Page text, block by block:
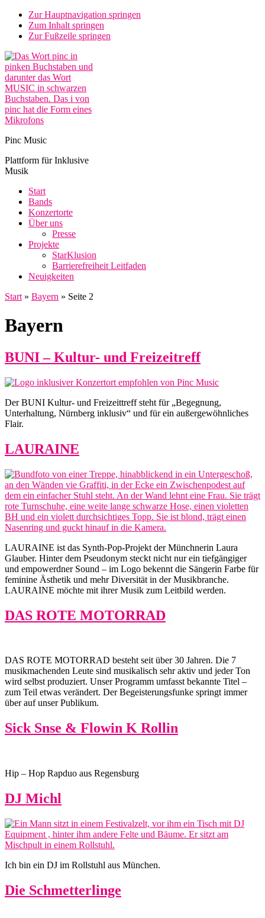
Zur Hauptnavigation springen
Zum Inhalt springen
Zur Fußzeile springen
Pinc Music
Plattform für Inklusive
Musik
Start
Bands
Konzertorte
Über uns
Presse
Projekte
StarKlusion
Barrierefreiheit Leitfaden
Neuigkeiten
Start » Bayern » Seite 2
Bayern
BUNI – Kultur- und Freizeitreff
Der BUNI Kultur- und Freizeittreff steht für „Begegnung,
Unterhaltung, Nürnberg inklusiv“ und für ein außergewöhnliches
Flair.
LAURAINE
LAURAINE ist das Synth-Pop-Projekt der Münchnerin Laura
Glauber. Hinter dem Pseudonym steckt nicht nur ein tiefgängiger
und empowerdner Sound – im Logo bekennt die Sängerin Farbe für
feminine Ästhetik und mehr Diversität in der Musikbranche.
LAURAINE möchte mit ihrer Musik zum Leitbild werden.
DAS ROTE MOTORRAD
DAS ROTE MOTORRAD besteht seit über 30 Jahren. Die 7
musikmachenden Leute sind musikalisch sehr aktiv und jeder Ton
wird selbst produziert. Unser Programm umfasst bekannte Titel –
zum Teil etwas verändert. Der Begeisterungsfunke springt immer
über auf unser Publikum.
Sick Snse & Flowin K Rollin
Hip – Hop Rapduo aus Regensburg
DJ Michl
Ich bin ein DJ im Rollstuhl aus München.
Die Schmetterlinge